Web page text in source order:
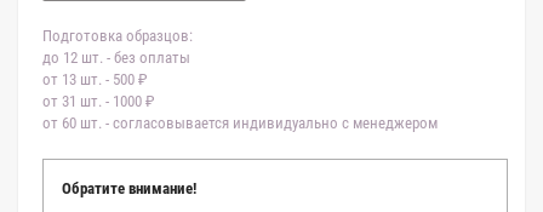
Подготовка образцов:
до 12 шт. - без оплаты
от 13 шт. - 500 ₽
от 31 шт. - 1000 ₽
от 60 шт. - согласовывается индивидуально с менеджером
Обратите внимание!